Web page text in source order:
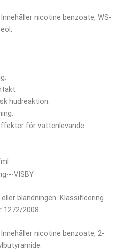
nicotine benzoate, WS-
hudreaktion.
för vattenlevande
blandningen. Klassificering
1272/2008
Innehåller nicotine benzoate, 2-